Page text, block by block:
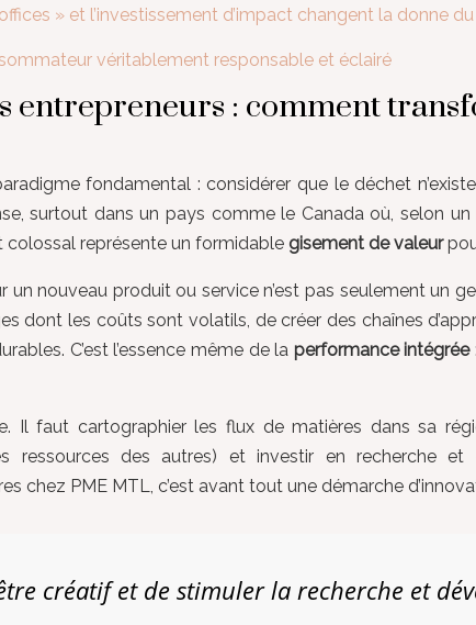
» et l’investissement d’impact changent la donne
véritablement responsable et éclairé
entrepreneurs : comment
fondamental : considérer que le déchet
surtout dans un pays comme le Canada où, selon
colossal représente un formidable gisement de valeur
nouveau produit ou service n’est pas seulement un
dont les coûts sont volatils, de créer des chaînes
C’est l’essence même de la performance intégrée
Il faut cartographier les flux de matières dans sa
ressources des autres) et investir en recherche
chez PME MTL, c’est avant tout une démarche
créatif et de stimuler la recherche et